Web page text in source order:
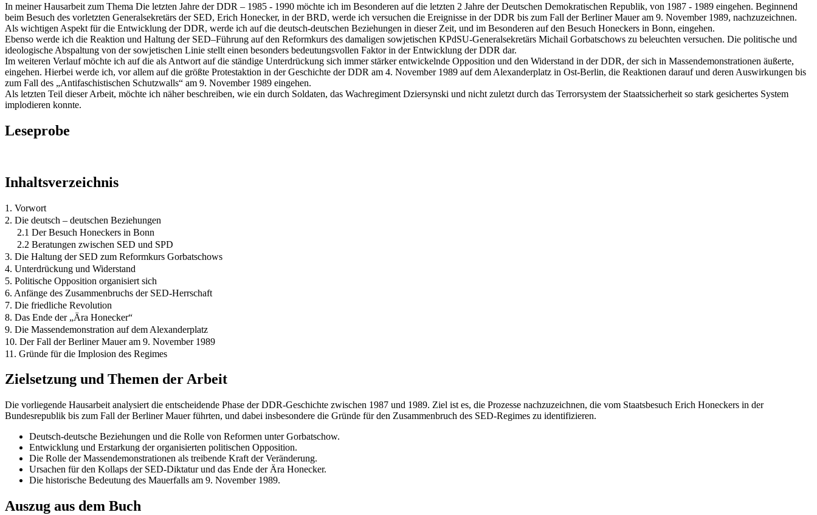
In meiner Hausarbeit zum Thema Die letzten Jahre der DDR – 1985 - 1990 möchte ich im Besonderen auf die letzten 2 Jahre der Deutschen Demokratischen Republik, von 1987 - 1989 eingehen. Beginnend
beim Besuch des vorletzten Generalsekretärs der SED, Erich Honecker, in der BRD, werde ich versuchen die Ereignisse in der DDR bis zum Fall der Berliner Mauer am 9. November 1989, nachzuzeichnen.
Als wichtigen Aspekt für die Entwicklung der DDR, werde ich auf die deutsch-deutschen Beziehungen in dieser Zeit, und im Besonderen auf den Besuch Honeckers in Bonn, eingehen.
Ebenso werde ich die Reaktion und Haltung der SED–Führung auf den Reformkurs des damaligen sowjetischen KPdSU-Generalsekretärs Michail Gorbatschows zu beleuchten versuchen. Die politische und
ideologische Abspaltung von der sowjetischen Linie stellt einen besonders bedeutungsvollen Faktor in der Entwicklung der DDR dar.
Im weiteren Verlauf möchte ich auf die als Antwort auf die ständige Unterdrückung sich immer stärker entwickelnde Opposition und den Widerstand in der DDR, der sich in Massendemonstrationen äußerte,
eingehen. Hierbei werde ich, vor allem auf die größte Protestaktion in der Geschichte der DDR am 4. November 1989 auf dem Alexanderplatz in Ost-Berlin, die Reaktionen darauf und deren Auswirkungen bis
zum Fall des „Antifaschistischen Schutzwalls“ am 9. November 1989 eingehen.
Als letzten Teil dieser Arbeit, möchte ich näher beschreiben, wie ein durch Soldaten, das Wachregiment Dziersynski und nicht zuletzt durch das Terrorsystem der Staatssicherheit so stark gesichertes System
implodieren konnte.
Leseprobe
Inhaltsverzeichnis
1. Vorwort
2. Die deutsch – deutschen Beziehungen
2.1 Der Besuch Honeckers in Bonn
2.2 Beratungen zwischen SED und SPD
3. Die Haltung der SED zum Reformkurs Gorbatschows
4. Unterdrückung und Widerstand
5. Politische Opposition organisiert sich
6. Anfänge des Zusammenbruchs der SED-Herrschaft
7. Die friedliche Revolution
8. Das Ende der „Ära Honecker“
9. Die Massendemonstration auf dem Alexanderplatz
10. Der Fall der Berliner Mauer am 9. November 1989
11. Gründe für die Implosion des Regimes
Zielsetzung und Themen der Arbeit
Die vorliegende Hausarbeit analysiert die entscheidende Phase der DDR-Geschichte zwischen 1987 und 1989. Ziel ist es, die Prozesse nachzuzeichnen, die vom Staatsbesuch Erich Honeckers in der
Bundesrepublik bis zum Fall der Berliner Mauer führten, und dabei insbesondere die Gründe für den Zusammenbruch des SED-Regimes zu identifizieren.
Deutsch-deutsche Beziehungen und die Rolle von Reformen unter Gorbatschow.
Entwicklung und Erstarkung der organisierten politischen Opposition.
Die Rolle der Massendemonstrationen als treibende Kraft der Veränderung.
Ursachen für den Kollaps der SED-Diktatur und das Ende der Ära Honecker.
Die historische Bedeutung des Mauerfalls am 9. November 1989.
Auszug aus dem Buch